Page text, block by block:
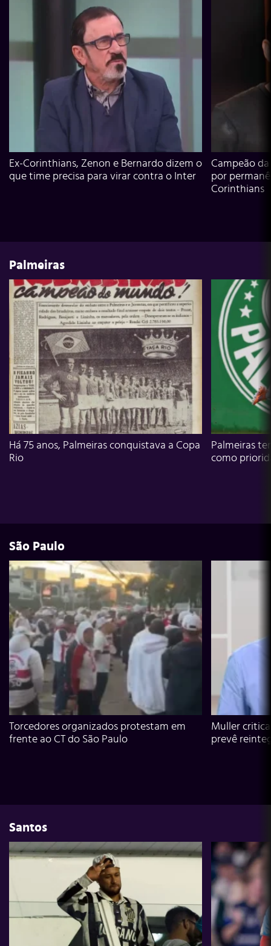
Ex-Corinthians, Zenon e Bernardo dizem o
que time precisa para virar contra o Inter
Campeão
por
Corinthians
Palmeiras
Há 75 anos, Palmeiras conquistava a Copa
Rio
Palmeiras
como
São Paulo
Torcedores organizados protestam em
frente ao CT do São Paulo
Muller
prevê
Santos